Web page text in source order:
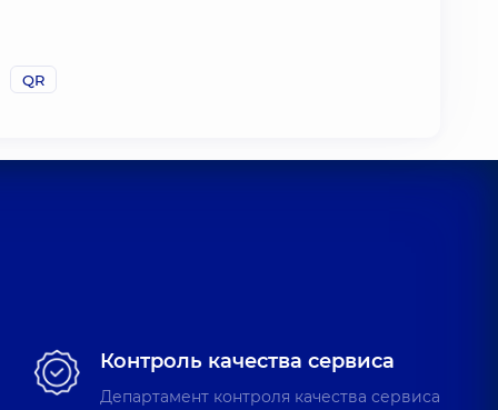
QR
Контроль качества сервиса
Департамент контроля качества сервиса